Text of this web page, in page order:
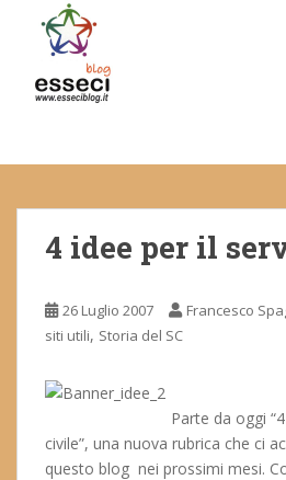
m
4 idee per il
26 Luglio 2007 Francesco
siti utili, Storia del SC
Parte da oggi
civile”, una nuova rubrica che ci
questo blog nei prossimi mesi.